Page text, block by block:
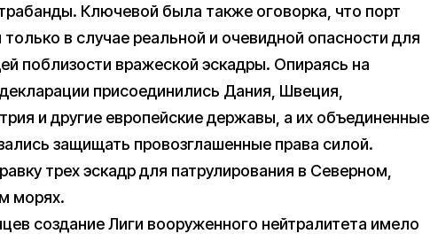
Ключевой была также оговорка, что порт
в случае реальной и очевидной опасности для
поблизости вражеской эскадры. Опираясь на
присоединились Дания, Швеция,
и другие европейские державы, а их объединенные
защищать провозглашенные права силой.
трех эскадр для патрулирования в Северном,
морях.
создание Лиги вооруженного нейтралитета имело